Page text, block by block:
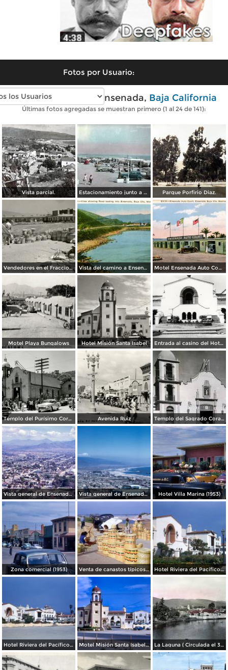
Fotos por Usuario:
Fotos antiguas de Ensenada, Baja California
Últimas fotos agregadas se muestran primero (1 al 24 de 141):
Vista parcial. Estacionamiento junto a La playa. Parque Porfirio Diaz.
Vendedores en el Fraccionamiento Chapultepec, con Motel Coronado al fondo Vista del camino a Ensenada Motel Ensenada Auto Court
Motel Playa Bungalows Hotel Misión Santa Isabel Entrada al casino del Hotel Riviera Pacífico
Templo del Purísimo Corazón de María, salida de misa Avenida Ruiz Templo del Sagrado Corazon.
Vista general de Ensenada (1963) Vista general de Ensenada (1960) Hotel Villa Marina (1953)
Zona comercial (1953) Venta de canastos típicos mexicanos (1953) Hotel Riviera del Pacífico (1953)
Hotel Riviera del Pacífico (1953) Motel Misión Santa Isabel (1953) La Laguna ( Circulada el 30 de Junio de 1941 ).